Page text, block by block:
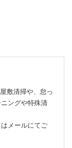
敷清掃や、怠っ
ングや特殊清
メールにてご